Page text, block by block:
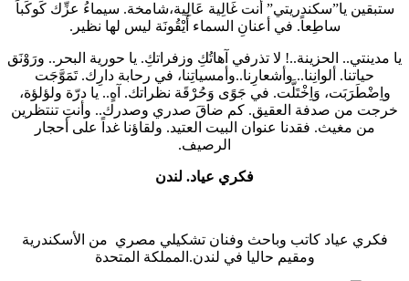
ستبقين يا”سكندريتي” أنت غَالِية عَالِية،شامخة. سيماءُ عزِّك كَوكَباً
ساطِعاً. في أعنانِ السماء أَيْقُونَة ليس لها نظير.
يا مدينتي.. الحزينة..! لا تذرفي آهاتُكِ وزفراتكِ. يا حورية البحر.. ورَوْنَق
حياتنا. ألوانِنا.. وأشعارِنا..وأمسياتِنا، في رحابة دارِك. تَمَوَّجَت
واِضْطَرَبَت، وَاِخْتَلَّت. في جَوًى وَحُرْقَة نظراتك. آهٍ.. يا درّة ولؤلؤة،
خرجت من صدفة العقيق. كم ضاقَ صدري وصدرك.. وأنتِ تنتظرين
من مغيث. فقدنا عنوان البيت العتيد. ولقاؤنا غداً على أحجار
الرصيف.
فكري عياد. لندن
فكري عياد كاتب وباحث وفنان تشكيلي مصري من الأسكندرية
ومقيم حاليا في لندن.المملكة المتحدة